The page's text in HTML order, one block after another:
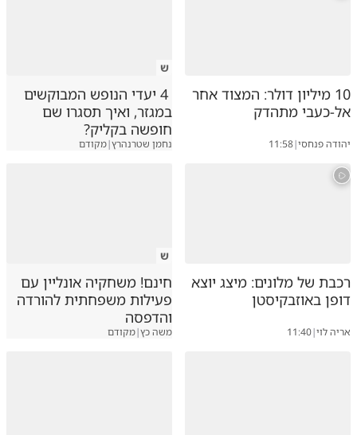
10 מיליון דולר: המצוד אחר
אל-כעבי מתהדק
יהודה פנחסי|
11:58
ש
4 יעדי הנופש המבוקשים
במגזר, ואיך תסגרו שם
חופשה בקליק?
נחמן שטרנהרץ|מקודם
רכבת של מלונים: מיצג יוצא
דופן באוזבקיסטן
אריה לוי|
11:40
ש
חינם! משחקיה אונליין עם
פעילות משפחתית להורדה
והדפסה
משה כץ|מקודם